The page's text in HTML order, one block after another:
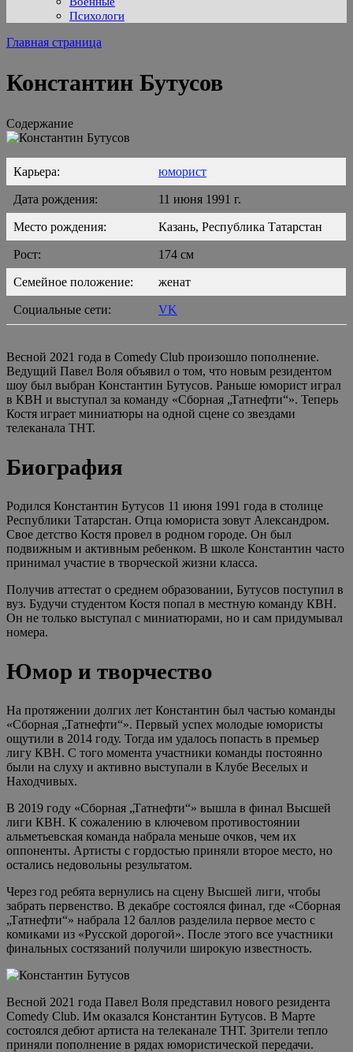
Психологи
Главная страница
Константин Бутусов
Содержание
Карьера: юморист
Дата рождения: 11 июня 1991 г.
Место рождения: Казань, Республика Татарстан
Рост: 174 см
Семейное положение: женат
Социальные сети: VK
Весной 2021 года в Comedy Club произошло пополнение.
Ведущий Павел Воля объявил о том, что новым резидентом
шоу был выбран Константин Бутусов. Раньше юморист играл
в КВН и выступал за команду «Сборная „Татнефти“». Теперь
Костя играет миниатюры на одной сцене со звездами
телеканала ТНТ.
Биография
Родился Константин Бутусов 11 июня 1991 года в столице
Республики Татарстан. Отца юмориста зовут Александром.
Свое детство Костя провел в родном городе. Он был
подвижным и активным ребенком. В школе Константин часто
принимал участие в творческой жизни класса.
Получив аттестат о среднем образовании, Бутусов поступил в
вуз. Будучи студентом Костя попал в местную команду КВН.
Он не только выступал с миниатюрами, но и сам придумывал
номера.
Юмор и творчество
На протяжении долгих лет Константин был частью команды
«Сборная „Татнефти“». Первый успех молодые юмористы
ощутили в 2014 году. Тогда им удалось попасть в премьер
лигу КВН. С того момента участники команды постоянно
были на слуху и активно выступали в Клубе Веселых и
Находчивых.
В 2019 году «Сборная „Татнефти“» вышла в финал Высшей
лиги КВН. К сожалению в ключевом противостоянии
альметьевская команда набрала меньше очков, чем их
оппоненты. Артисты с гордостью приняли второе место, но
остались недовольны результатом.
Через год ребята вернулись на сцену Высшей лиги, чтобы
забрать первенство. В декабре состоялся финал, где «Сборная
„Татнефти“» набрала 12 баллов разделила первое место с
комиками из «Русской дорогой». После этого все участники
финальных состязаний получили широкую известность.
Весной 2021 года Павел Воля представил нового резидента
Comedy Club. Им оказался Константин Бутусов. В Марте
состоялся дебют артиста на телеканале ТНТ. Зрители тепло
приняли пополнение в рядах юмористической передачи.